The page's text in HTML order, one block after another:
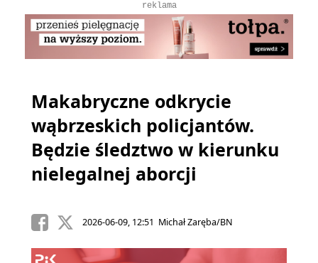
reklama
Makabryczne odkrycie
wąbrzeskich policjantów.
Będzie śledztwo w kierunku
nielegalnej aborcji
2026-06-09, 12:51 Michał Zaręba/BN